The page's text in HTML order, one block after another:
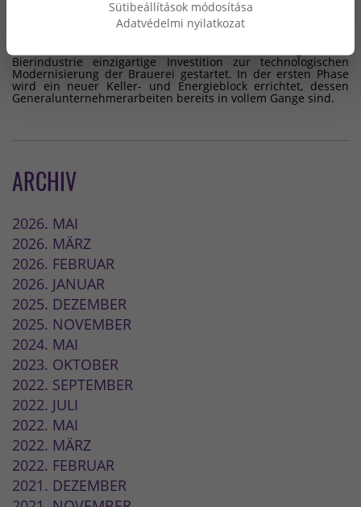
Mit einem Konsortialangebot haben Weinberg '93 Kft. und
GRABARICS Kft. den Zuschlag für die Erweiterung der Dreher-
Bierindustrie einzigartige Investition zur technologischen
Modernisierung der Brauerei gestartet. In der ersten Phase
wird ein neuer Keller- und Energieblock errichtet, dessen
Generalunternehmerarbeiten bereits in vollem Gange sind.
ARCHIV
2026. MAI
2026. MÄRZ
2026. FEBRUAR
2026. JANUAR
2025. DEZEMBER
2025. NOVEMBER
2024. MAI
2023. OKTOBER
2022. SEPTEMBER
2022. JULI
2022. MAI
2022. MÄRZ
2022. FEBRUAR
2021. DEZEMBER
Sütibeállítások módosítása
Adatvédelmi nyilatkozat